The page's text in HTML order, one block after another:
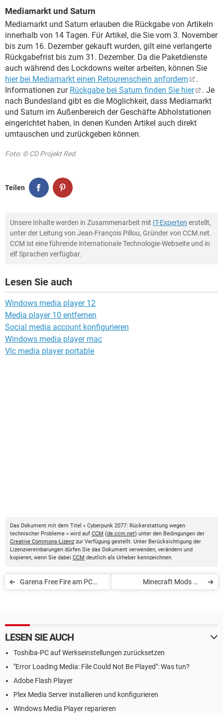
Mediamarkt und Saturn
Mediamarkt und Saturn erlauben die Rückgabe von Artikeln
innerhalb von 14 Tagen. Für Artikel, die Sie vom 3. November
bis zum 16. Dezember gekauft wurden, gilt eine verlangerte
Rückgabefrist bis zum 31. Dezember. Da die Paketdienste
auch während des Lockdowns weiter arbeiten, können Sie
hier bei Mediamarkt einen Retourenschein anfordern
.
Informationen zur Rückgabe bei Saturn finden Sie hier
. Je
nach Bundesland gibt es die Möglichkeit, dass Mediamarkt
und Saturn im Außenbereich der Geschäfte Abholstationen
eingerichtet haben, in denen Kunden Artikel auch direkt
umtauschen und zurückgeben können.
Foto: © CD Projekt Red.
Teilen
Unsere Inhalte werden in Zusammenarbeit mit IT-Experten erstellt,
unter der Leitung von Jean-François Pillou, Gründer von CCM.net.
CCM ist eine führende internationale Technologie-Webseite und in
elf Sprachen verfügbar.
Lesen Sie auch
Windows media player 12
Media player 10 entfernen
Social media account konfigurieren
Windows media player mac
Vlc media player portable
Das Dokument mit dem Titel « Cyberpunk 2077: Rückerstattung wegen
technischer Probleme » wird auf CCM (de.ccm.net) unter den Bedingungen der
Creative Commons-Lizenz zur Verfügung gestellt. Unter Berücksichtigung der
Lizenzvereinbarungen dürfen Sie das Dokument verwenden, verändern und
kopieren, wenn Sie dabei CCM deutlich als Urheber kennzeichnen.
Garena Free Fire am PC
Minecraft Mods mit
LESEN SIE AUCH
Toshiba-PC auf Werkseinstellungen zurücksetzen
"Error Loading Media: File Could Not Be Played": Was tun?
Adobe Flash Player
Plex Media Server installieren und konfigurieren
Windows Media Player reparieren